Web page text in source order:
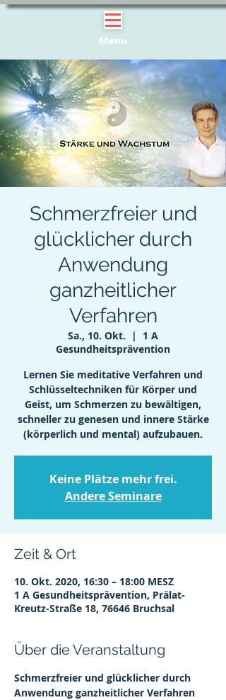
Menu
Schmerzfreier und
glücklicher durch
Anwendung
ganzheitlicher
Verfahren
Sa., 10. Okt.
  |
1 A
Gesundheitsprävention
Lernen Sie meditative Verfahren und
Schlüsseltechniken für Körper und
Geist, um Schmerzen zu bewältigen,
schneller zu genesen und innere Stärke
(körperlich und mental) aufzubauen.
Keine Plätze mehr frei.
Andere Seminare
Zeit & Ort
10. Okt. 2020, 16:30 – 18:00 MESZ
1 A Gesundheitsprävention, Prälat-
Kreutz-Straße 18, 76646 Bruchsal
Über die Veranstaltung
Schmerzfreier und glücklicher durch
Anwendung ganzheitlicher Verfahren